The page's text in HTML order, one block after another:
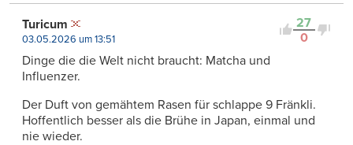
27
0
Turicum
03.05.2026 um 13:51
Dinge die die Welt nicht braucht: Matcha und
Influenzer.
Der Duft von gemähtem Rasen für schlappe 9 Fränkli.
Hoffentlich besser als die Brühe in Japan, einmal und
nie wieder.